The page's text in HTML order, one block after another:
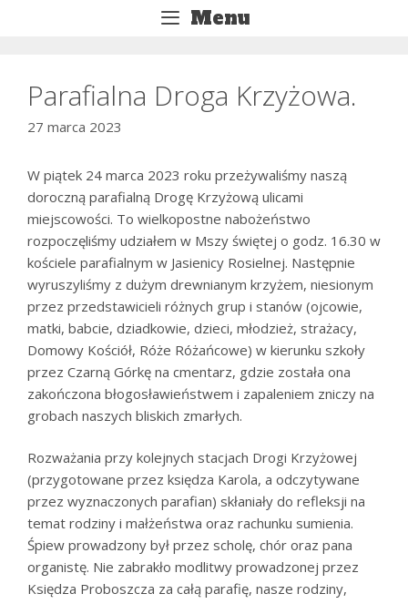
Menu
Parafialna Droga Krzyżowa.
27 marca 2023
W piątek 24 marca 2023 roku przeżywaliśmy naszą
doroczną parafialną Drogę Krzyżową ulicami
miejscowości. To wielkopostne nabożeństwo
rozpoczęliśmy udziałem w Mszy świętej o godz. 16.30 w
kościele parafialnym w Jasienicy Rosielnej. Następnie
wyruszyliśmy z dużym drewnianym krzyżem, niesionym
przez przedstawicieli różnych grup i stanów (ojcowie,
matki, babcie, dziadkowie, dzieci, młodzież, strażacy,
Domowy Kościół, Róże Różańcowe) w kierunku szkoły
przez Czarną Górkę na cmentarz, gdzie została ona
zakończona błogosławieństwem i zapaleniem zniczy na
grobach naszych bliskich zmarłych.
Rozważania przy kolejnych stacjach Drogi Krzyżowej
(przygotowane przez księdza Karola, a odczytywane
przez wyznaczonych parafian) skłaniały do refleksji na
temat rodziny i małżeństwa oraz rachunku sumienia.
Śpiew prowadzony był przez scholę, chór oraz pana
organistę. Nie zabrakło modlitwy prowadzonej przez
Księdza Proboszcza za całą parafię, nasze rodziny,